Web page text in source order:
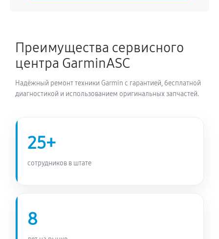
Преимущества сервисного
центра GarminASC
Надёжный ремонт техники Garmin с гарантией, бесплатной
диагностикой и использованием оригинальных запчастей.
25+
сотрудников в штате
8